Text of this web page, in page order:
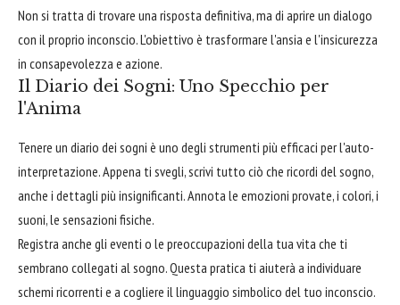
Non si tratta di trovare una risposta definitiva, ma di aprire un dialogo
con il proprio inconscio. L'obiettivo è trasformare l'ansia e l'insicurezza
in consapevolezza e azione.
Il Diario dei Sogni: Uno Specchio per
l'Anima
Tenere un diario dei sogni è uno degli strumenti più efficaci per l'auto-
interpretazione. Appena ti svegli, scrivi tutto ciò che ricordi del sogno,
anche i dettagli più insignificanti. Annota le emozioni provate, i colori, i
suoni, le sensazioni fisiche.
Registra anche gli eventi o le preoccupazioni della tua vita che ti
sembrano collegati al sogno. Questa pratica ti aiuterà a individuare
schemi ricorrenti e a cogliere il linguaggio simbolico del tuo inconscio.